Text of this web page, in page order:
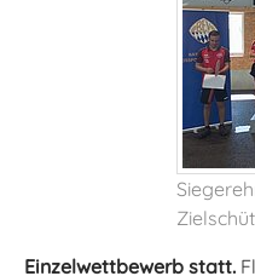
Einzelwettbewerb statt.